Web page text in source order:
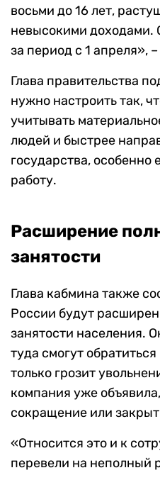
восьми до 16 лет,
невысокими доходами.
за период с 1 апреля»,
Глава правительства
нужно настроить так,
учитывать
людей и быстрее
государства, особенно
работу.
Расширение
занятости
Глава кабмина также
России будут
занятости населения.
туда смогут
только грозит
компания уже
сокращение или
«Относится это и к
перевели на неполный